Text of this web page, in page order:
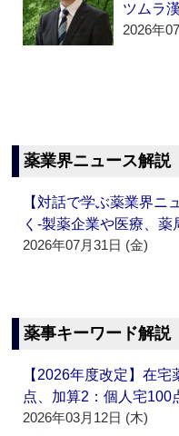
ツムラ
2026年
薬業界ニュース解説
【対話で学ぶ薬業界ニ
く‐製薬企業や医療、
2026年07月31日 (金)
薬事キーワード解説
【2026年度改定】在
点、加算2：個人宅
2026年03月12日 (木)